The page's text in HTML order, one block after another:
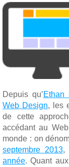
Depuis qu’Ethan
Web Design, les
de cette
accédant au
monde : on
septembre 2013,
année. Quant